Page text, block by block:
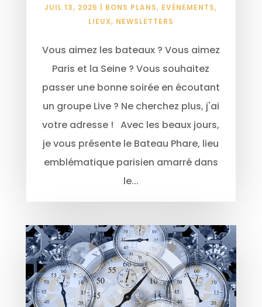
JUIL 13, 2025 BONS PLANS, EVÉNEMENTS,
LIEUX, NEWSLETTERS
Vous aimez les bateaux ? Vous aimez
Paris et la Seine ? Vous souhaitez
passer une bonne soirée en écoutant
un groupe Live ? Ne cherchez plus, j'ai
votre adresse ! Avec les beaux jours,
je vous présente le Bateau Phare, lieu
emblématique parisien amarré dans
le...